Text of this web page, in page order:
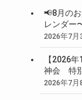
📢8月の
レンダー
2026年7月
【2026
神会 特別
2026年7月